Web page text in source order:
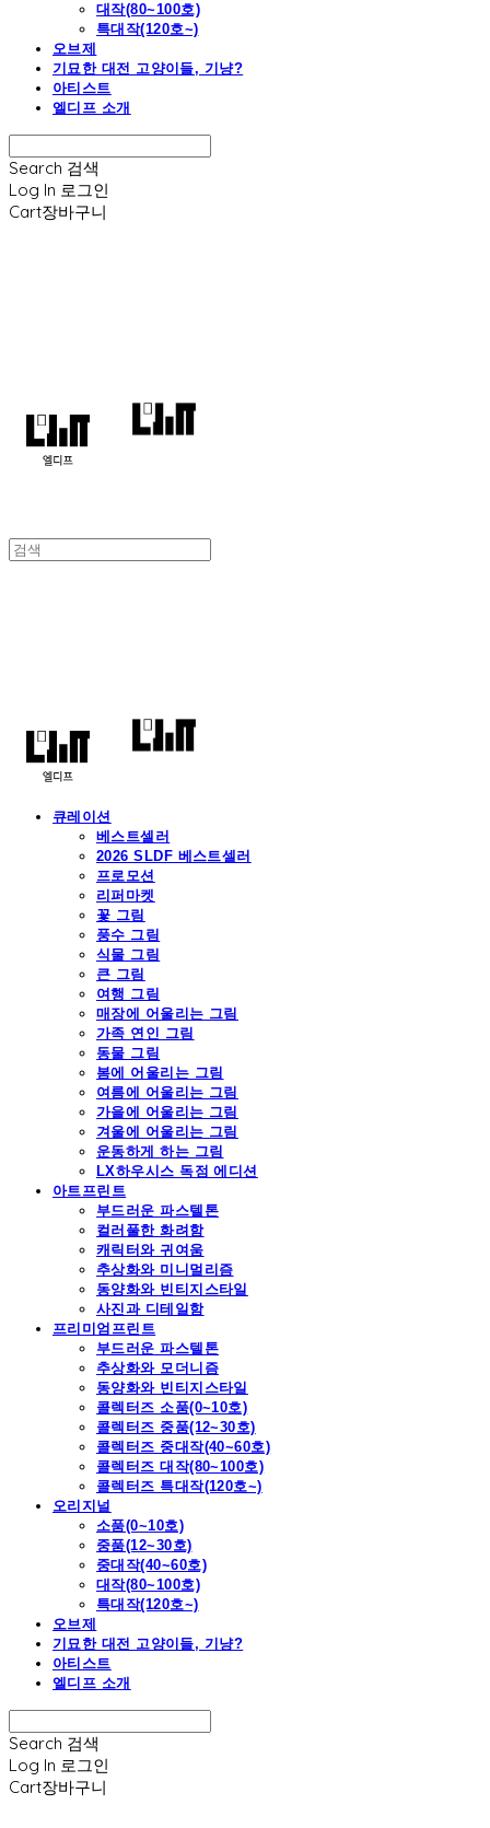
대작(80~100호)
특대작(120호~)
오브제
기묘한 대전 고양이들, 기냥?
아티스트
엘디프 소개
Search 검색
Log In 로그인
Cart장바구니
큐레이션
베스트셀러
2026 SLDF 베스트셀러
프로모션
리퍼마켓
꽃 그림
풍수 그림
식물 그림
큰 그림
여행 그림
매장에 어울리는 그림
가족 연인 그림
동물 그림
봄에 어울리는 그림
여름에 어울리는 그림
가을에 어울리는 그림
겨울에 어울리는 그림
운동하게 하는 그림
LX하우시스 독점 에디션
아트프린트
부드러운 파스텔톤
컬러풀한 화려함
캐릭터와 귀여움
추상화와 미니멀리즘
동양화와 빈티지스타일
사진과 디테일함
프리미엄프린트
부드러운 파스텔톤
추상화와 모더니즘
동양화와 빈티지스타일
콜렉터즈 소품(0~10호)
콜렉터즈 중품(12~30호)
콜렉터즈 중대작(40~60호)
콜렉터즈 대작(80~100호)
콜렉터즈 특대작(120호~)
오리지널
소품(0~10호)
중품(12~30호)
중대작(40~60호)
대작(80~100호)
특대작(120호~)
오브제
기묘한 대전 고양이들, 기냥?
아티스트
엘디프 소개
Search 검색
Log In 로그인
Cart장바구니